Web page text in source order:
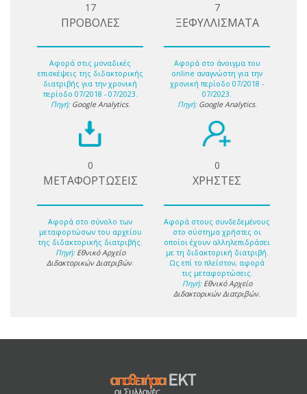
17
ΠΡΟΒΟΛΕΣ
Αφορά στις μοναδικές
επισκέψεις της διδακτορικής
διατριβής για την χρονική
περίοδο 07/2018 - 07/2023.
Πηγή: Google Analytics.
7
ΞΕΦΥΛΛΙΣΜΑΤΑ
Αφορά στο άνοιγμα του
online αναγνώστη για την
χρονική περίοδο 07/2018 -
07/2023.
Πηγή: Google Analytics.
0
ΜΕΤΑΦΟΡΤΩΣΕΙΣ
Αφορά στο σύνολο των
μεταφορτώσων του αρχείου
της διδακτορικής διατριβής.
Πηγή: Εθνικό Αρχείο
Διδακτορικών Διατριβών.
0
ΧΡΗΣΤΕΣ
Αφορά στους συνδεδεμένους
στο σύστημα χρήστες οι
οποίοι έχουν αλληλεπιδράσει
με τη διδακτορική διατριβή.
Ως επί το πλείστον, αφορά
τις μεταφορτώσεις.
Πηγή: Εθνικό Αρχείο
Διδακτορικών Διατριβών.